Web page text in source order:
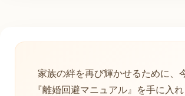
家族の絆を再び輝かせるために、
『離婚回避マニュアル』を手に入